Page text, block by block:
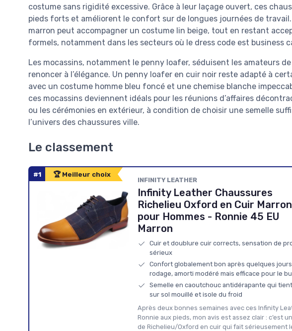
costume sans rigidité excessive. Grâce à leur laçage ouvert, ces
pieds forts et améliorent le confort sur de longues journées de
marron peut accompagner un costume lin beige, tout en restant
formels, notamment dans les secteurs où le dress code est business
Les mocassins, notamment le penny loafer, séduisent les amateurs
renoncer à l’élégance. Un penny loafer en cuir noir reste adapté à
avec un costume homme bleu foncé et une chemise blanche
ces mocassins deviennent idéals pour les réunions d’affaires
ou les cérémonies en extérieur, à condition de choisir une semelle
l’univers des chaussures ville.
Le classement
#1 🏆 Meilleur choix
INFINITY LEATHER
Infinity Leather Chaussures
Richelieu Oxford en Cuir Marron
pour Hommes - Ronnie 45 EU
Marron
Cuir et doublure cuir corrects, sensation de
sérieux
Confort globalement bon après quelques
rodage, amorti modéré mais efficace pour le
Semelle en caoutchouc antidérapante qui
sur sol mouillé et isole du froid
Après deux bonnes semaines avec ces Infinity
Ronnie aux pieds, mon avis est assez clair : c’est
de Richelieu/Oxford en cuir qui fait sérieusement